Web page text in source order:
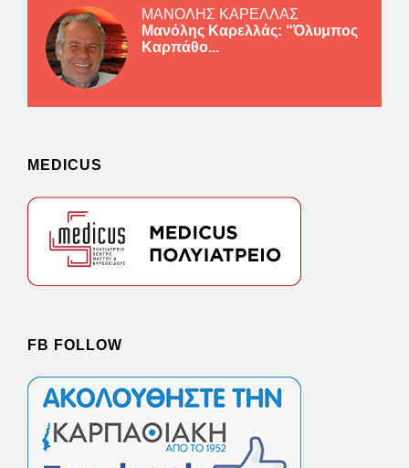
ΜΑΝΟΛΗΣ ΚΑΡΕΛΛΑΣ
Μανόλης Καρελλάς: “Όλυμπος
Καρπάθο...
MEDICUS
FB FOLLOW